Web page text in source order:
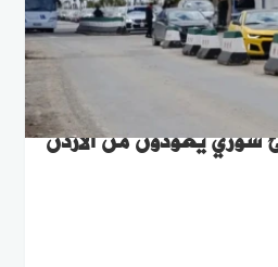
ألف لاجئ سوري يعودون من الأردن